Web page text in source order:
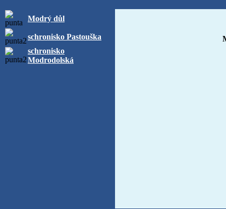
Modrý důl
schronisko Pastouška
schronisko
Modrodolská